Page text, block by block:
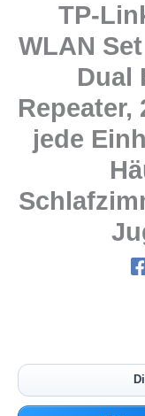
TP-
WLAN
Dual
jede